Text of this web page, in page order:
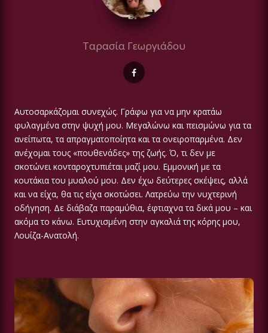
Ταρασία Γεωργιάδου
Αυτοσαρκάζομαι συνεχώς. Γράφω για να μην κρατάω
φυλαγμένα στην ψυχή μου. Μεγαλώνω και πεισμώνω για τα
ανείπωτα, τα απραγματοποίητα και τα ονειροπαρμένα. Δεν
ανέχομαι τους «πουθενάδες» της ζωής. Ό, τι δεν με
σκοτώνει κονταροχτυπιέται μαζί μου. Εμμονική με τα
κουτάκια του μυαλού μου. Δεν έχω δεύτερες σκέψεις, αλλά
και να είχα, θα τις είχα σκοτώσει. Λατρεύω την νυχτερινή
οδήγηση. Δε διάβαζα παραμύθια, έφτιαχνα τα δικά μου – και
ακόμα το κάνω. Ευτυχισμένη στην αγκαλιά της κόρης μου,
Λουίζα-Ανατολή.